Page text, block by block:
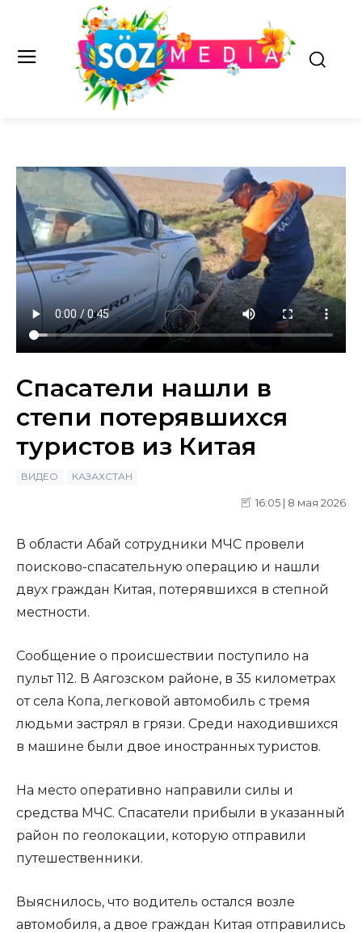
Спасатели нашли в
степи потерявшихся
туристов из Китая
ВИДЕО КАЗАХСТАН
16:05 | 8 мая 2026
В области Абай сотрудники МЧС провели
поисково-спасательную операцию и нашли
двух граждан Китая, потерявшихся в степной
местности.
Сообщение о происшествии поступило на
пульт 112. В Аягозском районе, в 35 километрах
от села Копа, легковой автомобиль с тремя
людьми застрял в грязи. Среди находившихся
в машине были двое иностранных туристов.
На место оперативно направили силы и
средства МЧС. Спасатели прибыли в указанный
район по геолокации, которую отправили
путешественники.
Выяснилось, что водитель остался возле
автомобиля, а двое граждан Китая отправились